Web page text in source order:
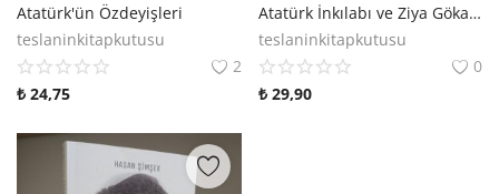
Atatürk'ün Özdeyişleri
teslaninkitapkutusu
2
₺ 24,75
Atatürk İnkılabı ve Ziya Gökalp - Yahyâ Kemal - Hâlide Adıvar
teslaninkitapkutusu
0
₺29,90